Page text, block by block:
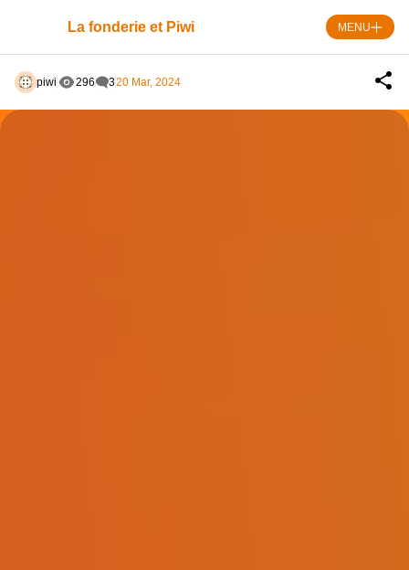
La fonderie et Piwi MENU
piwi 296 320 Mar, 2024